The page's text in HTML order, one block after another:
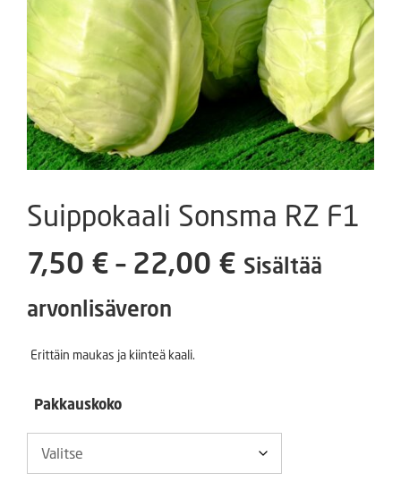
Suippokaali Sonsma RZ F1
7,50 € – 22,00 € Sisältää
arvonlisäveron
Erittäin maukas ja kiinteä kaali.
Pakkauskoko